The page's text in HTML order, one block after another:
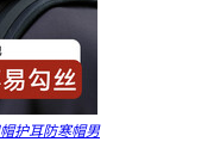
护耳防寒帽男